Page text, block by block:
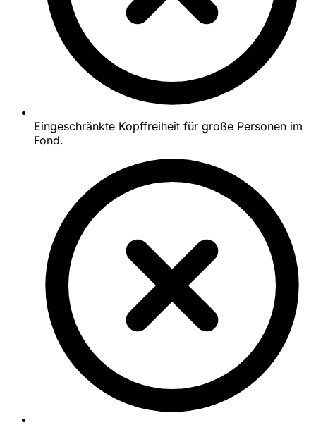
Eingeschränkte Kopffreiheit für große Personen im
Fond.